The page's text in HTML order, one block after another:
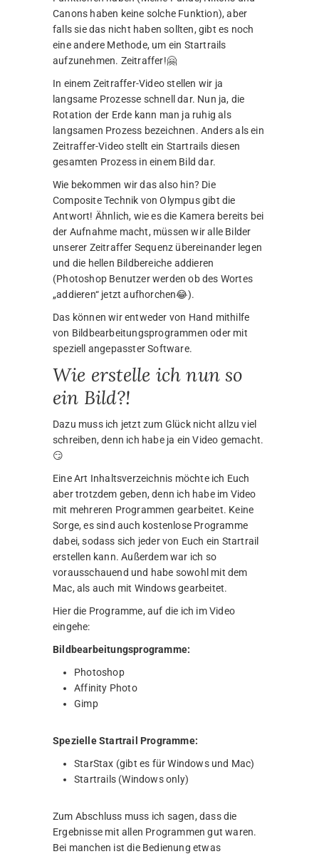
Canons haben keine solche Funktion), aber
falls sie das nicht haben sollten, gibt es noch
eine andere Methode, um ein Startrails
aufzunehmen. Zeitraffer!🤗
In einem Zeitraffer-Video stellen wir ja
langsame Prozesse schnell dar. Nun ja, die
Rotation der Erde kann man ja ruhig als
langsamen Prozess bezeichnen. Anders als ein
Zeitraffer-Video stellt ein Startrails diesen
gesamten Prozess in einem Bild dar.
Wie bekommen wir das also hin? Die
Composite Technik von Olympus gibt die
Antwort! Ähnlich, wie es die Kamera bereits bei
der Aufnahme macht, müssen wir alle Bilder
unserer Zeitraffer Sequenz übereinander legen
und die hellen Bildbereiche addieren
(Photoshop Benutzer werden ob des Wortes
„addieren“ jetzt aufhorchen😂).
Das können wir entweder von Hand mithilfe
von Bildbearbeitungsprogrammen oder mit
speziell angepasster Software.
Wie erstelle ich nun so
ein Bild?!
Dazu muss ich jetzt zum Glück nicht allzu viel
schreiben, denn ich habe ja ein Video gemacht.
😏
Eine Art Inhaltsverzeichnis möchte ich Euch
aber trotzdem geben, denn ich habe im Video
mit mehreren Programmen gearbeitet. Keine
Sorge, es sind auch kostenlose Programme
dabei, sodass sich jeder von Euch ein Startrail
erstellen kann. Außerdem war ich so
vorausschauend und habe sowohl mit dem
Mac, als auch mit Windows gearbeitet.
Hier die Programme, auf die ich im Video
eingehe:
Bildbearbeitungsprogramme:
Photoshop
Affinity Photo
Gimp
Spezielle Startrail Programme:
StarStax (gibt es für Windows und Mac)
Startrails (Windows only)
Zum Abschluss muss ich sagen, dass die
Ergebnisse mit allen Programmen gut waren.
Bei manchen ist die Bedienung etwas